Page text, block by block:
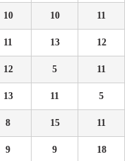
10 10 11
11 13 12
12 5 11
13 11 5
8 15 11
9 9 18